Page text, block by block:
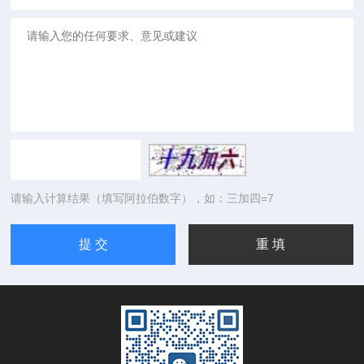
请输入计算结果（填写阿拉伯数字），如：三加四=7